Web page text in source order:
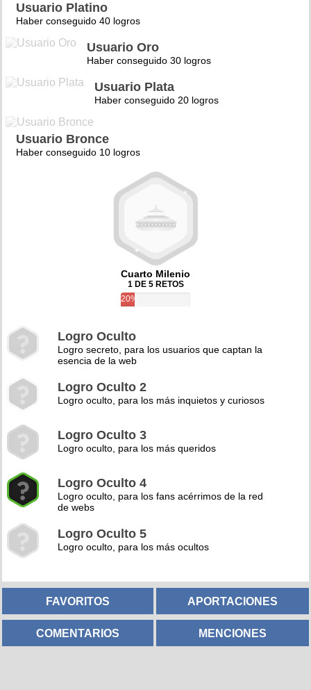
Usuario Platino
Haber conseguido 40 logros
Usuario Oro
Haber conseguido 30 logros
Usuario Plata
Haber conseguido 20 logros
Usuario Bronce
Haber conseguido 10 logros
Cuarto Milenio
1 DE 5 RETOS
20%
Logro Oculto
Logro secreto, para los usuarios que captan la
esencia de la web
Logro Oculto 2
Logro oculto, para los más inquietos y curiosos
Logro Oculto 3
Logro oculto, para los más queridos
Logro Oculto 4
Logro oculto, para los fans acérrimos de la red
de webs
Logro Oculto 5
Logro oculto, para los más ocultos
FAVORITOS APORTACIONES
COMENTARIOS MENCIONES